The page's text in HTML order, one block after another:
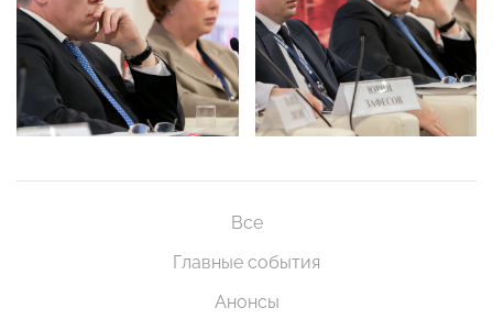
Все
Главные события
Анонсы